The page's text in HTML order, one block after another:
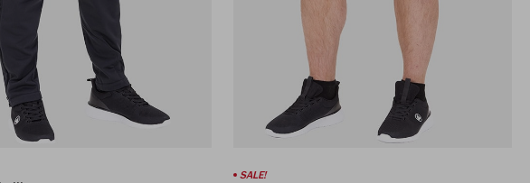
SALE!